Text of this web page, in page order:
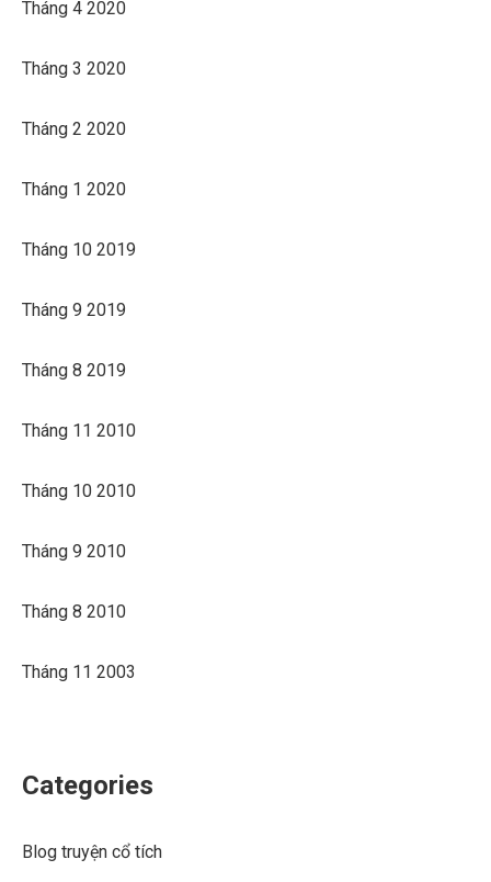
Tháng 4 2020
Tháng 3 2020
Tháng 2 2020
Tháng 1 2020
Tháng 10 2019
Tháng 9 2019
Tháng 8 2019
Tháng 11 2010
Tháng 10 2010
Tháng 9 2010
Tháng 8 2010
Tháng 11 2003
Categories
Blog truyện cổ tích